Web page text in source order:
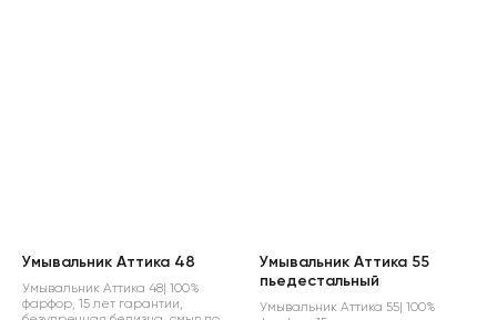
Умывальник Аттика 48
Умывальник Аттика 48| 100%
фарфор, 15 лет гарантии,
Умывальник Аттика 55
пьедестальный
Умывальник Аттика 55| 100%